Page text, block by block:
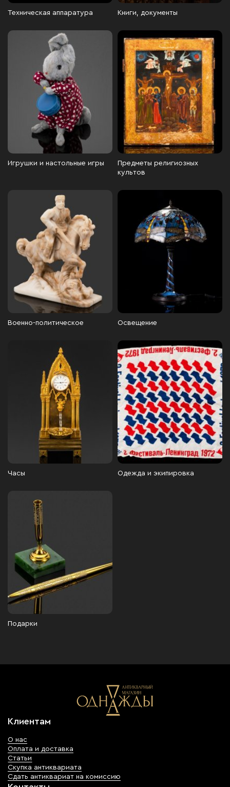
Техническая аппаратура Книги, документы
Игрушки и настольные игры
Предметы религиозных
культов
Военно-политическое Освещение
Часы Одежда и экипировка
Подарки
Клиентам
О нас
Оплата и доставка
Статьи
Скупка антиквариата
Сдать антиквариат на комиссию